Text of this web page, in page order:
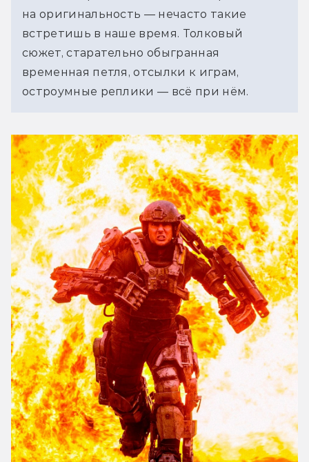
на оригинальность — нечасто такие
встретишь в наше время. Толковый
сюжет, старательно обыгранная
временная петля, отсылки к играм,
остроумные реплики — всё при нём.